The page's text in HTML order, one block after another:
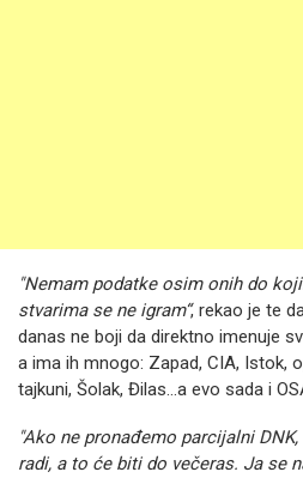
"Nemam podatke osim onih do
stvarima se ne igram“, rekao je te
danas ne boji da direktno imenuje
a ima ih mnogo: Zapad, CIA, Istok,
tajkuni, Šolak, Đilas…a evo sada i
"Ako ne pronađemo parcijalni
radi, a to će biti do večeras. Ja se